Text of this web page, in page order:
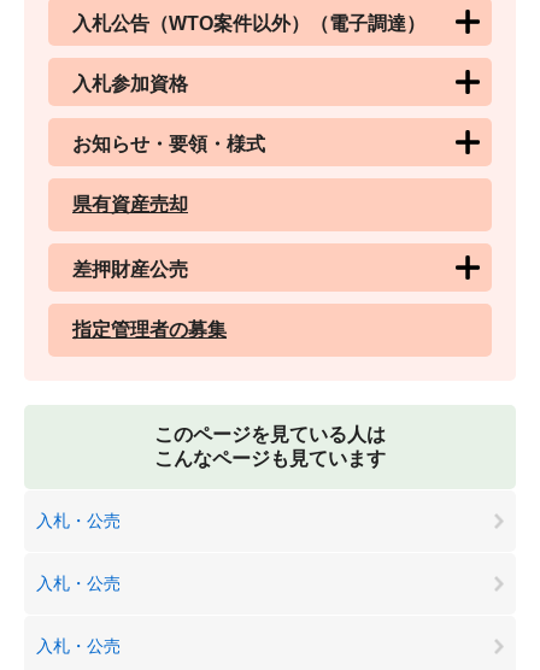
入札公告（WTO案件以外）（電子調達）
入札参加資格
お知らせ・要領・様式
県有資産売却
差押財産公売
指定管理者の募集
このページを見ている人は
こんなページも見ています
入札・公売
入札・公売
入札・公売